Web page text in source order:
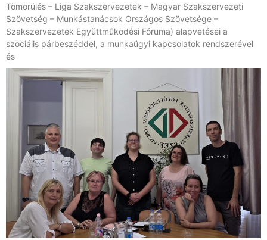
Tömörülés – Liga Szakszervezetek – Magyar Szakszervezeti
Szövetség – Munkástanácsok Országos Szövetsége –
Szakszervezetek Együttműködési Fóruma) alapvetései a
szociális párbeszéddel, a munkaügyi kapcsolatok rendszerével
és